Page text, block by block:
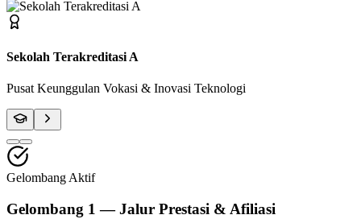
Fasilitas Bengkel Modern
Praktik Berstandar Industri & Sertifikasi Profesi
Gelombang Aktif
Gelombang 1 — Jalur Prestasi & Afiliasi